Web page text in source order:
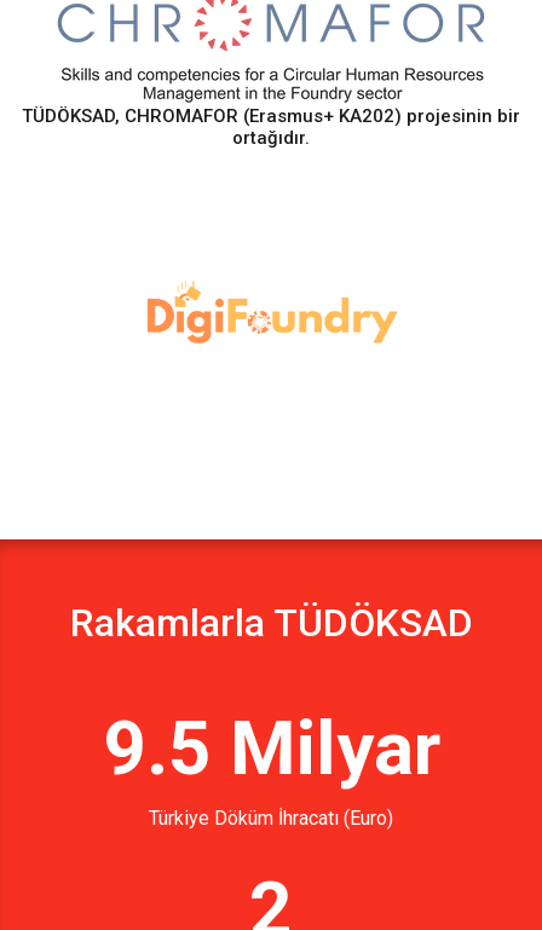
TÜDÖKSAD, CHROMAFOR (Erasmus+ KA202) projesinin bir
ortağıdır.
Rakamlarla TÜDÖKSAD
9.5 Milyar
Türkiye Döküm İhracatı (Euro)
2